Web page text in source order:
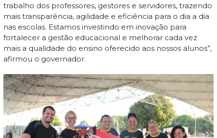
trabalho dos professores, gestores e servidores, trazendo
mais transparência, agilidade e eficiência para o dia a dia
nas escolas. Estamos investindo em inovação para
fortalecer a gestão educacional e melhorar cada vez
mais a qualidade do ensino oferecido aos nossos alunos”,
afirmou o governador.